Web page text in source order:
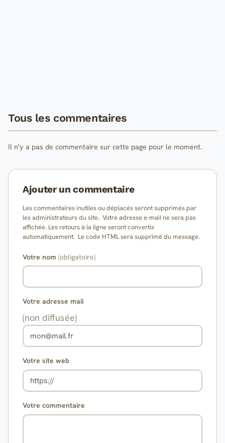
Tous les commentaires
Il n'y a pas de commentaire sur cette page pour le moment.
Ajouter un commentaire
Les commentaires inutiles ou déplacés seront supprimés par
les administrateurs du site. Votre adresse e-mail ne sera pas
affichée. Les retours à la ligne seront convertis
automatiquement. Le code HTML sera supprimé du message.
Votre nom (obligatoire)
Votre adresse mail
(non diffusée)
Votre site web
Votre commentaire